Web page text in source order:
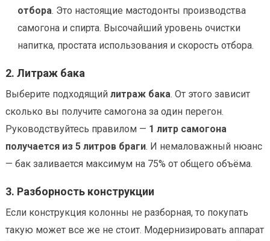
отбора. Это настоящие мастодонты производства
самогона и спирта. Высочайший уровень очистки
напитка, простата использования и скорость отбора.
2. Литраж бака
Выберите подходящий литраж бака. От этого зависит
сколько вы получите самогона за один перегон.
Руководствуйтесь правилом — 1 литр самогона
получается из 5 литров браги. И немаловажный нюанс
— бак заливается максимум на 75% от общего объёма.
3. Разборность конструкции
Если конструкция колонны не разборная, то покупать
такую может все же не стоит. Модернизировать аппарат